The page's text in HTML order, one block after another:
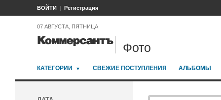
ВОЙТИ Регистрация
07 АВГУСТА, ПЯТНИЦА
Фото
КАТЕГОРИИ СВЕЖИЕ ПОСТУПЛЕНИЯ АЛЬБОМЫ